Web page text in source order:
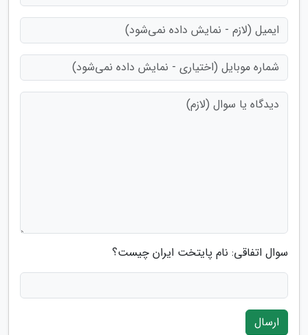
سوال اتفاقی: نام پایتخت ایران چیست؟
ارسال